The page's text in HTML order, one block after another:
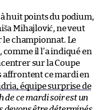
huit points du podium,
Mihajlović, ne veut
le championnat. Le
il l’a indiqué en
sur la Coupe
affrontent ce mardi en
équipe surprise de
de ce mardi soir est un